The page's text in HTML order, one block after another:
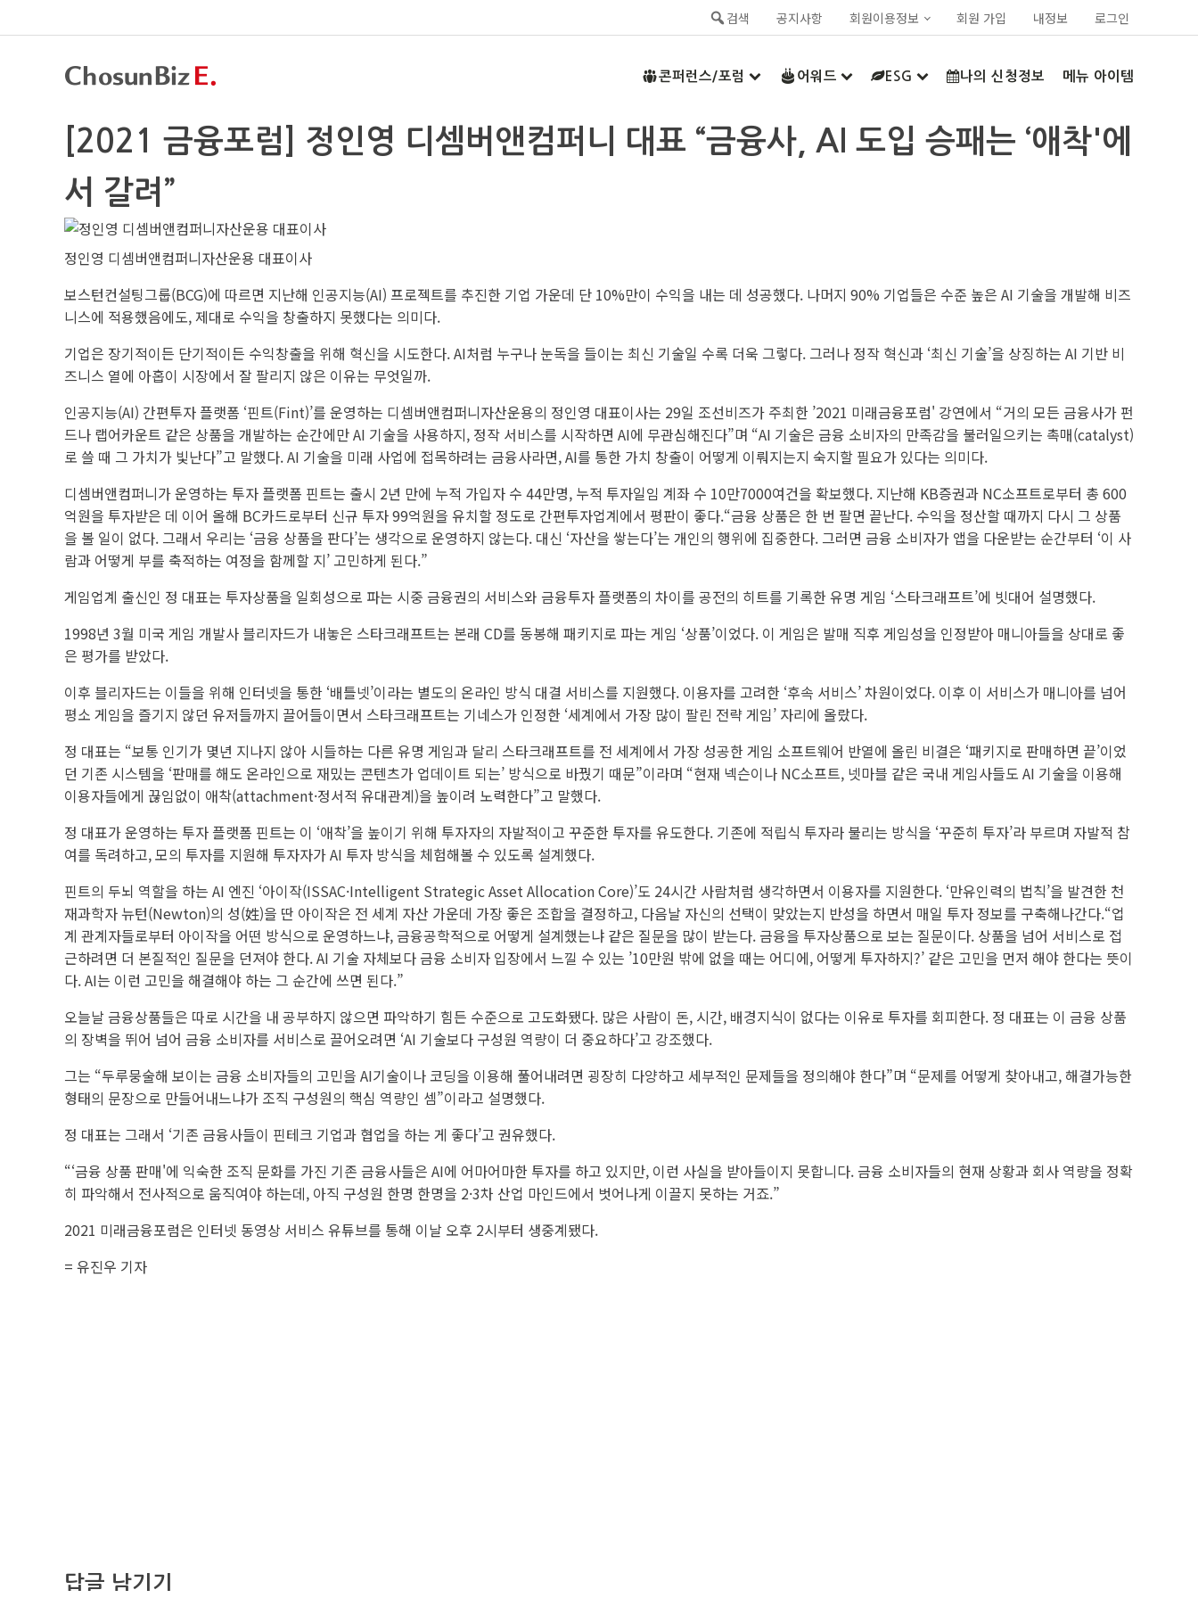
검색 공지사항 회원이용정보 회원 가입 내정보 로그인
콘퍼런스/포럼 어워드 ESG 나의 신청정보 메뉴 아이템
[2021 금융포럼] 정인영 디셈버앤컴퍼니 대표 “금융사, AI 도입 승패는 ‘애착'에
서 갈려”
정인영 디셈버앤컴퍼니자산운용 대표이사
보스턴컨설팅그룹(BCG)에 따르면 지난해 인공지능(AI) 프로젝트를 추진한 기업 가운데 단 10%만이 수익을 내는 데 성공했다. 나머지 90% 기업들은 수준 높은 AI 기술을 개발해 비즈
니스에 적용했음에도, 제대로 수익을 창출하지 못했다는 의미다.
기업은 장기적이든 단기적이든 수익창출을 위해 혁신을 시도한다. AI처럼 누구나 눈독을 들이는 최신 기술일 수록 더욱 그렇다. 그러나 정작 혁신과 ‘최신 기술’을 상징하는 AI 기반 비
즈니스 열에 아홉이 시장에서 잘 팔리지 않은 이유는 무엇일까.
인공지능(AI) 간편투자 플랫폼 ‘핀트(Fint)’를 운영하는 디셈버앤컴퍼니자산운용의 정인영 대표이사는 29일 조선비즈가 주최한 ’2021 미래금융포럼' 강연에서 “거의 모든 금융사가 펀
드나 랩어카운트 같은 상품을 개발하는 순간에만 AI 기술을 사용하지, 정작 서비스를 시작하면 AI에 무관심해진다”며 “AI 기술은 금융 소비자의 만족감을 불러일으키는 촉매(catalyst)
로 쓸 때 그 가치가 빛난다”고 말했다. AI 기술을 미래 사업에 접목하려는 금융사라면, AI를 통한 가치 창출이 어떻게 이뤄지는지 숙지할 필요가 있다는 의미다.
디셈버앤컴퍼니가 운영하는 투자 플랫폼 핀트는 출시 2년 만에 누적 가입자 수 44만명, 누적 투자일임 계좌 수 10만7000여건을 확보했다. 지난해 KB증권과 NC소프트로부터 총 600
억원을 투자받은 데 이어 올해 BC카드로부터 신규 투자 99억원을 유치할 정도로 간편투자업계에서 평판이 좋다.“금융 상품은 한 번 팔면 끝난다. 수익을 정산할 때까지 다시 그 상품
을 볼 일이 없다. 그래서 우리는 ‘금융 상품을 판다’는 생각으로 운영하지 않는다. 대신 ‘자산을 쌓는다’는 개인의 행위에 집중한다. 그러면 금융 소비자가 앱을 다운받는 순간부터 ‘이 사
람과 어떻게 부를 축적하는 여정을 함께할 지’ 고민하게 된다.”
게임업계 출신인 정 대표는 투자상품을 일회성으로 파는 시중 금융권의 서비스와 금융투자 플랫폼의 차이를 공전의 히트를 기록한 유명 게임 ‘스타크래프트’에 빗대어 설명했다.
1998년 3월 미국 게임 개발사 블리자드가 내놓은 스타크래프트는 본래 CD를 동봉해 패키지로 파는 게임 ‘상품’이었다. 이 게임은 발매 직후 게임성을 인정받아 매니아들을 상대로 좋
은 평가를 받았다.
이후 블리자드는 이들을 위해 인터넷을 통한 ‘배틀넷’이라는 별도의 온라인 방식 대결 서비스를 지원했다. 이용자를 고려한 ‘후속 서비스’ 차원이었다. 이후 이 서비스가 매니아를 넘어
평소 게임을 즐기지 않던 유저들까지 끌어들이면서 스타크래프트는 기네스가 인정한 ‘세계에서 가장 많이 팔린 전략 게임’ 자리에 올랐다.
정 대표는 “보통 인기가 몇년 지나지 않아 시들하는 다른 유명 게임과 달리 스타크래프트를 전 세계에서 가장 성공한 게임 소프트웨어 반열에 올린 비결은 ‘패키지로 판매하면 끝’이었
던 기존 시스템을 ‘판매를 해도 온라인으로 재밌는 콘텐츠가 업데이트 되는’ 방식으로 바꿨기 때문”이라며 “현재 넥슨이나 NC소프트, 넷마블 같은 국내 게임사들도 AI 기술을 이용해
이용자들에게 끊임없이 애착(attachment·정서적 유대관계)을 높이려 노력한다”고 말했다.
정 대표가 운영하는 투자 플랫폼 핀트는 이 ‘애착’을 높이기 위해 투자자의 자발적이고 꾸준한 투자를 유도한다. 기존에 적립식 투자라 불리는 방식을 ‘꾸준히 투자’라 부르며 자발적 참
여를 독려하고, 모의 투자를 지원해 투자자가 AI 투자 방식을 체험해볼 수 있도록 설계했다.
핀트의 두뇌 역할을 하는 AI 엔진 ‘아이작(ISSAC·Intelligent Strategic Asset Allocation Core)’도 24시간 사람처럼 생각하면서 이용자를 지원한다. ‘만유인력의 법칙’을 발견한 천
재과학자 뉴턴(Newton)의 성(姓)을 딴 아이작은 전 세계 자산 가운데 가장 좋은 조합을 결정하고, 다음날 자신의 선택이 맞았는지 반성을 하면서 매일 투자 정보를 구축해나간다.“업
계 관계자들로부터 아이작을 어떤 방식으로 운영하느냐, 금융공학적으로 어떻게 설계했는냐 같은 질문을 많이 받는다. 금융을 투자상품으로 보는 질문이다. 상품을 넘어 서비스로 접
근하려면 더 본질적인 질문을 던져야 한다. AI 기술 자체보다 금융 소비자 입장에서 느낄 수 있는 ’10만원 밖에 없을 때는 어디에, 어떻게 투자하지?’ 같은 고민을 먼저 해야 한다는 뜻이
다. AI는 이런 고민을 해결해야 하는 그 순간에 쓰면 된다.”
오늘날 금융상품들은 따로 시간을 내 공부하지 않으면 파악하기 힘든 수준으로 고도화됐다. 많은 사람이 돈, 시간, 배경지식이 없다는 이유로 투자를 회피한다. 정 대표는 이 금융 상품
의 장벽을 뛰어 넘어 금융 소비자를 서비스로 끌어오려면 ‘AI 기술보다 구성원 역량이 더 중요하다’고 강조했다.
그는 “두루뭉술해 보이는 금융 소비자들의 고민을 AI기술이나 코딩을 이용해 풀어내려면 굉장히 다양하고 세부적인 문제들을 정의해야 한다”며 “문제를 어떻게 찾아내고, 해결가능한
형태의 문장으로 만들어내느냐가 조직 구성원의 핵심 역량인 셈”이라고 설명했다.
정 대표는 그래서 ‘기존 금융사들이 핀테크 기업과 협업을 하는 게 좋다’고 권유했다.
“‘금융 상품 판매'에 익숙한 조직 문화를 가진 기존 금융사들은 AI에 어마어마한 투자를 하고 있지만, 이런 사실을 받아들이지 못합니다. 금융 소비자들의 현재 상황과 회사 역량을 정확
히 파악해서 전사적으로 움직여야 하는데, 아직 구성원 한명 한명을 2·3차 산업 마인드에서 벗어나게 이끌지 못하는 거죠.”
2021 미래금융포럼은 인터넷 동영상 서비스 유튜브를 통해 이날 오후 2시부터 생중계됐다.
= 유진우 기자
답글 남기기